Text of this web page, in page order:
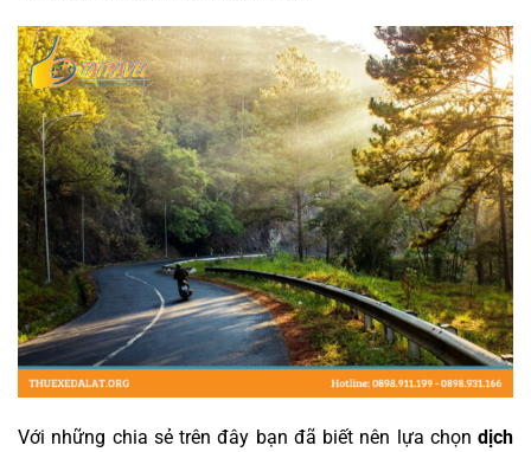
Với những chia sẻ trên đây bạn đã biết nên lựa chọn dịch